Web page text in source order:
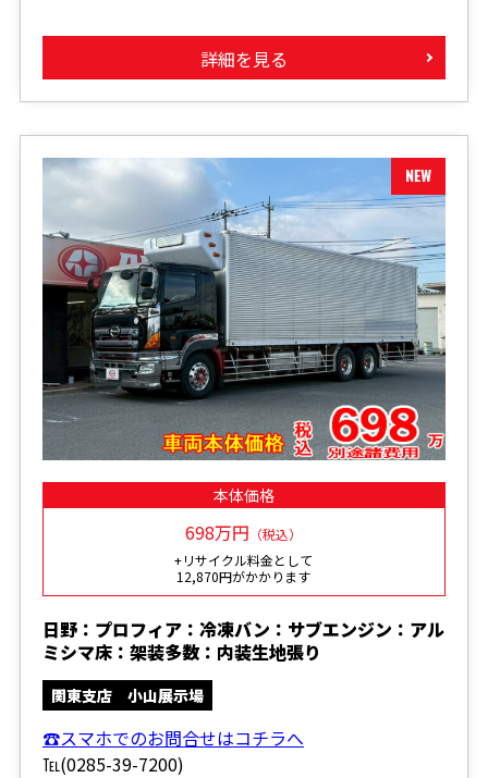
詳細を見る
本体価格
698万円 （税込）
+リサイクル料金として
12,870円がかかります
日野：プロフィア：冷凍バン：サブエンジン：アル
ミシマ床：架装多数：内装生地張り
関東支店 小山展示場
☎スマホでのお問合せはコチラへ
℡(0285-39-7200)